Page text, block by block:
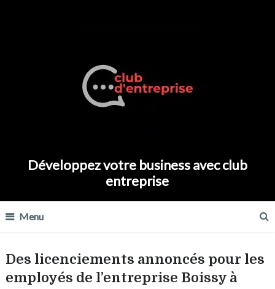
Développez votre business avec club
entreprise
Menu
Des licenciements annoncés pour les
employés de l’entreprise Boissy à